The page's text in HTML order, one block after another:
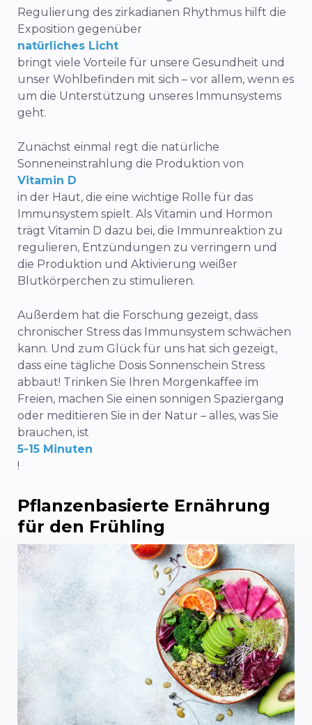
Regulierung des zirkadianen Rhythmus hilft die
Exposition gegenüber
natürliches Licht
bringt viele Vorteile für unsere Gesundheit und
unser Wohlbefinden mit sich – vor allem, wenn es
um die Unterstützung unseres Immunsystems
geht.
Zunächst einmal regt die natürliche
Sonneneinstrahlung die Produktion von
Vitamin D
in der Haut, die eine wichtige Rolle für das
Immunsystem spielt. Als Vitamin und Hormon
trägt Vitamin D dazu bei, die Immunreaktion zu
regulieren, Entzündungen zu verringern und
die Produktion und Aktivierung weißer
Blutkörperchen zu stimulieren.
Außerdem hat die Forschung gezeigt, dass
chronischer Stress das Immunsystem schwächen
kann. Und zum Glück für uns hat sich gezeigt,
dass eine tägliche Dosis Sonnenschein Stress
abbaut! Trinken Sie Ihren Morgenkaffee im
Freien, machen Sie einen sonnigen Spaziergang
oder meditieren Sie in der Natur – alles, was Sie
brauchen, ist
5-15 Minuten
!
Pflanzenbasierte Ernährung
für den Frühling